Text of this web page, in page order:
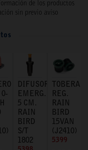
de los productos
sin previo aviso
0-
DIFUSOR
EMERG.
5 CM.
RAIN
BIRD
S/T
1802
TOBERA
REG.
RAIN
BIRD
15VAN
(J2410)
5399